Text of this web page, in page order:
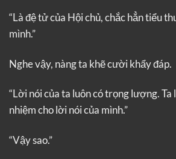
“Là đệ tử của Hội chủ, chắc hẳn tiểu
mình.”
Nghe vậy, nàng ta khẽ cười khẩy đáp.
“Lời nói của ta luôn có trọng lượng. Ta
nhiệm cho lời nói của mình.”
“Vậy sao.”